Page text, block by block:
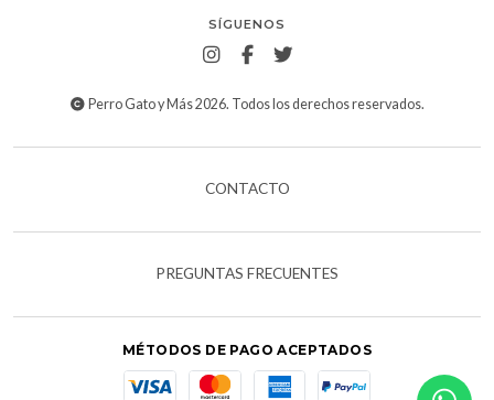
SÍGUENOS
Perro Gato y Más 2026. Todos los derechos reservados.
CONTACTO
PREGUNTAS FRECUENTES
MÉTODOS DE PAGO ACEPTADOS